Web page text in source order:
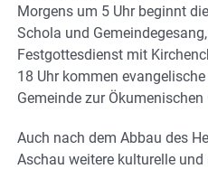
Morgens um 5 Uhr beginnt
Schola und
Festgottesdienst mit
18 Uhr kommen
Gemeinde zur
Auch nach dem Abbau des
Aschau weitere kulturelle und